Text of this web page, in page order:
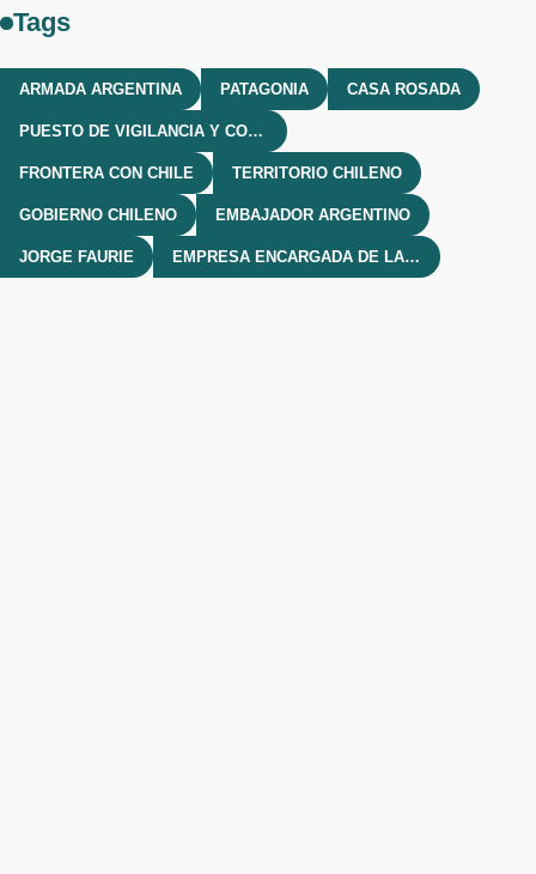
Tags
ARMADA ARGENTINA PATAGONIA CASA ROSADA
PUESTO DE VIGILANCIA Y CONTROL DE TRÁNSITO MARÍTIMO HITO 1
FRONTERA CON CHILE TERRITORIO CHILENO
GOBIERNO CHILENO EMBAJADOR ARGENTINO
JORGE FAURIE EMPRESA ENCARGADA DE LA INSTALACIÓN